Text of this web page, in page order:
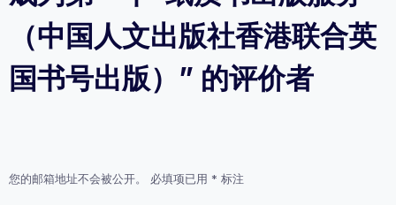
（中国人文出版社香港联合英
国书号出版）” 的评价者
您的邮箱地址不会被公开。 必填项已用 * 标注